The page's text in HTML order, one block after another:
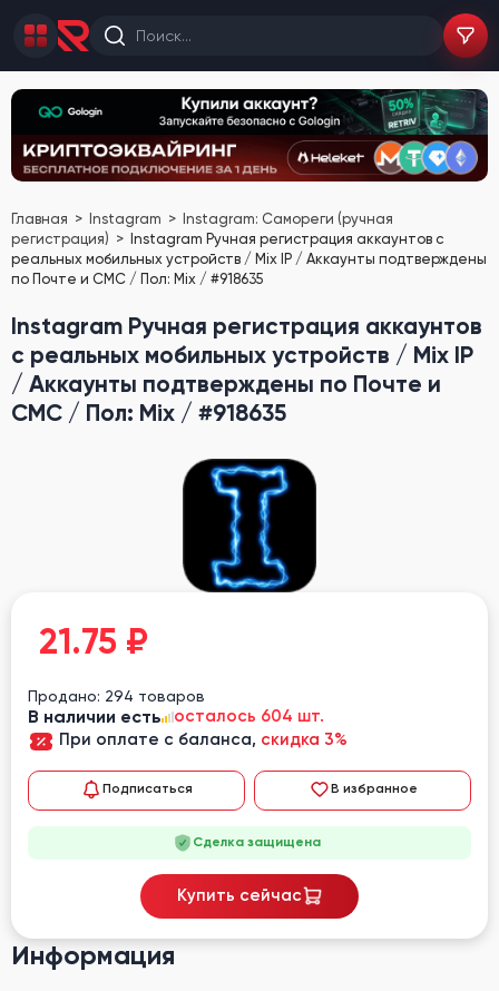
Главная Instagram
Instagram: Самореги (ручная
регистрация)
Instagram Ручная регистрация аккаунтов с
реальных мобильных устройств / Mix IP / Аккаунты подтверждены
по Почте и СМС / Пол: Mix / #918635
Instagram Ручная регистрация аккаунтов
с реальных мобильных устройств / Mix IP
/ Аккаунты подтверждены по Почте и
СМС / Пол: Mix / #918635
Информация
21.75 ₽
Продано: 294 товаров
В наличии есть
осталось 604 шт.
При оплате с баланса, скидка 3%
Подписаться В избранное
Сделка защищена
Купить сейчас